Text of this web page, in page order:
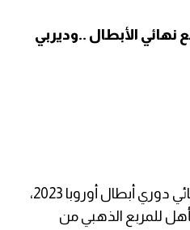
نهائي الأبطال ..وديربي
تعرف على نتيجة قرعة ربع نهائي دوري أبطال أوروبا 2023،
للمربع الذهبي من